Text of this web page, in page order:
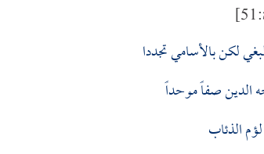
لكن بالأسامي تجددا
الدين صفاً موحداً
الذئاب